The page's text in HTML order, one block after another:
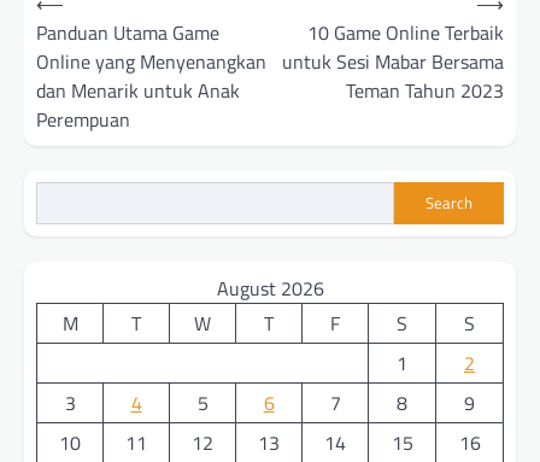
navigation
Panduan Utama Game
Online yang Menyenangkan
dan Menarik untuk Anak
Perempuan
10 Game Online Terbaik
untuk Sesi Mabar Bersama
Teman Tahun 2023
Search
August 2026
M
T W T F S
S
1
2
3
4 5 6 7 8
9
10
11 12 13 14 15
16